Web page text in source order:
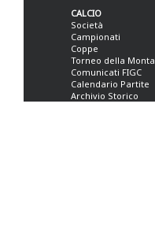
CALCIO
Società
Campionati
Coppe
Torneo della
Comunicati FIGC
Calendario Partite
Archivio Storico